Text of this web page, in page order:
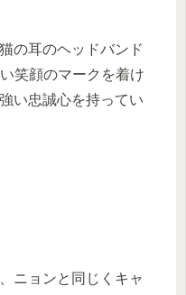
の耳のヘッドバンド
笑顔のマークを着け
い忠誠心を持ってい
ニョンと同じくキャ